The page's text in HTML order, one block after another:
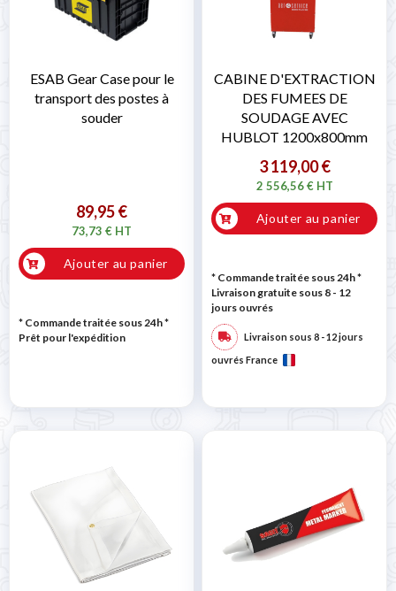
ESAB Gear Case pour le
transport des postes à
souder
89,95 €
73,73 € HT
Ajouter au panier
* Commande traitée sous 24h*
Prêt pour l'expédition
CABINE D'EXTRACTION
DES FUMEES DE
SOUDAGE AVEC
HUBLOT 1200x800mm
3 119,00 €
2 556,56 € HT
Ajouter au panier
* Commande traitée sous 24h*
Livraison gratuite sous 8 - 12
jours ouvrés
Livraison sous 8 - 12 jours
ouvrés France